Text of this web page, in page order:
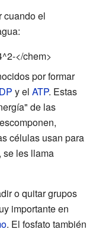
cuando el
</chem>
por formar
y el ATP. Estas
de las
células usan para
se les llama
o quitar grupos
importante en
. El fosfato también